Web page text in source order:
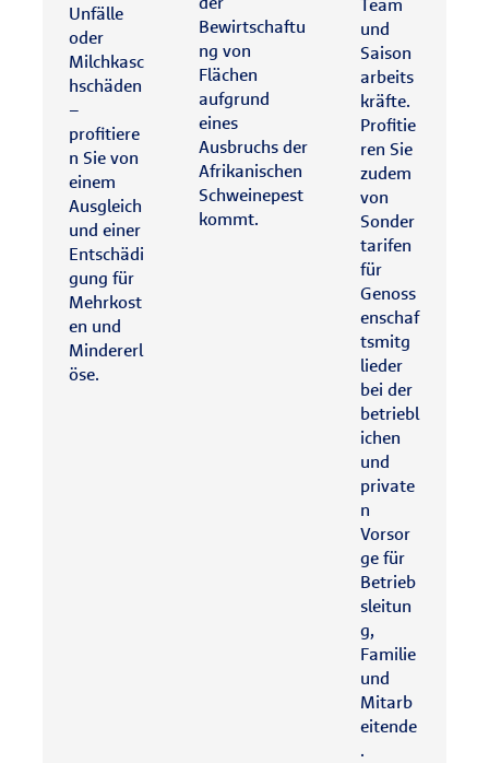
Unfälle
oder
Milchkasc
hschäden
–
profitiere
n Sie von
einem
Ausgleich
und einer
Entschädi
gung für
Mehrkost
en und
Mindererl
öse.
Bewirtschaftu
ng von
Flächen
aufgrund
eines
Ausbruchs der
Afrikanischen
Schweinepest
kommt.
Team
und
Saison
arbeits
kräfte.
Profitie
ren Sie
zudem
von
Sonder
tarifen
für
Genoss
enschaf
tsmitg
lieder
bei der
betriebl
ichen
und
private
n
Vorsor
ge für
Betrieb
sleitun
g,
Familie
und
Mitarb
eitende
.